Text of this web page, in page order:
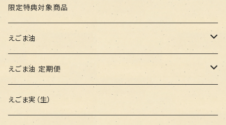
限定特典対象商品
えごま油
100g
47g
えごま油 定期便
100g
えごま実（生）